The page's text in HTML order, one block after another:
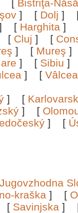
[ Bistriţa-
] [ Dolj ]
[ Harghita ]
[ Cluj ] [
] [ Mureş
] [ Sibiu
] [
] [
] [
] [
Jugovzhodna
kraška ] [
[ Savinjska ]